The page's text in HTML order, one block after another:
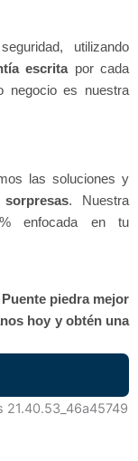
utilizando
escritapor cada
negocio es nuestra
las soluciones y
. Nuestra
enfocada en tu
piedra mejor
hoy y obtén una